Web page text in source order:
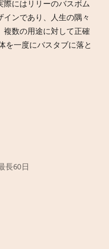
にはリリーのバスボム
ンであり、人生の隅々
数の用途に対して正確
を一度にバスタブに落と
長60日